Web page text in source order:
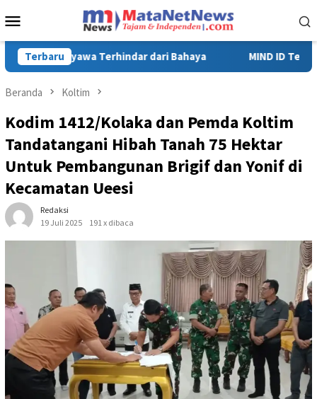
ke
Mobile
Terbaru
MIND ID Tegaskan Dukungan Penuh Bagi PT Vale di
Beranda Koltim
Kodim 1412/Kolaka dan Pemda Koltim
Tandatangani Hibah Tanah 75 Hektar
Untuk Pembangunan Brigif dan Yonif di
Kecamatan Ueesi
Redaksi
19 Juli 2025
191 x dibaca